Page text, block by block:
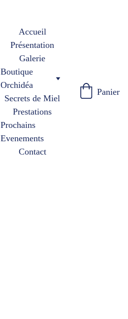
Accueil
Présentation
Galerie
Boutique
Orchidéa
Secrets de Miel
Prestations
Prochains
Evenements
Contact
Panier